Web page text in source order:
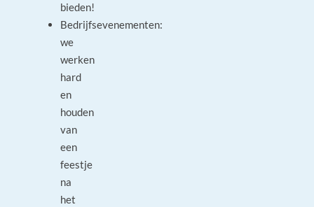
bieden!
Bedrijfsevenementen:
we
werken
hard
en
houden
van
een
feestje
na
het